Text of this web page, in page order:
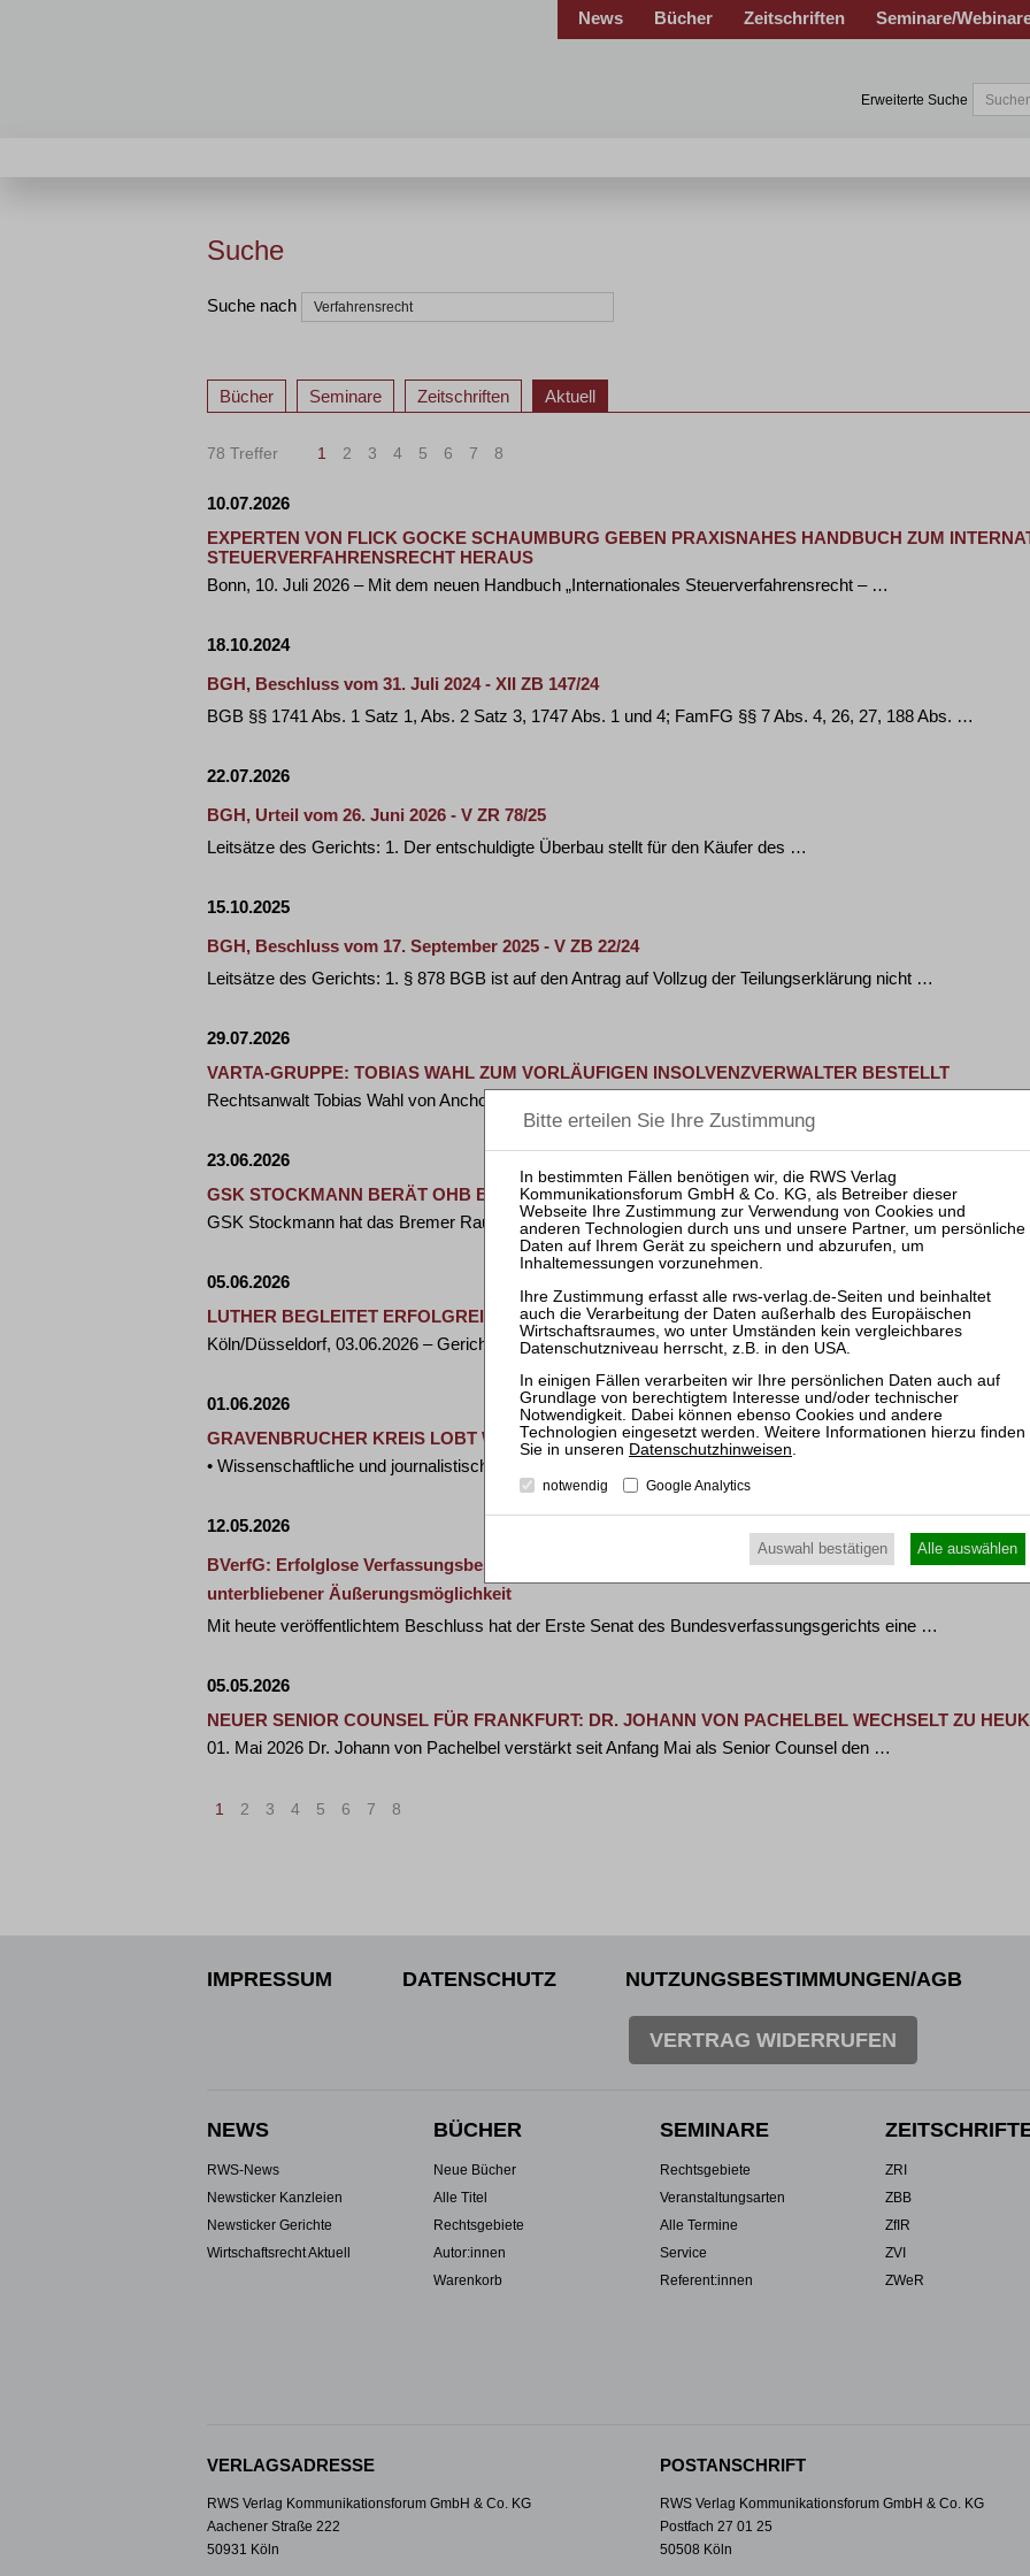
News Bücher Zeitschriften Seminare/
Erweiterte Suche
Suche
Suche nach
Bücher Seminare Zeitschriften Aktuell
78 Treffer 1 2 3 4 5 6 7 8
10.07.2026
EXPERTEN VON FLICK GOCKE SCHAUMBURG GEBEN PRAXISNAHES HANDBUCH ZUM
STEUERVERFAHRENSRECHT HERAUS
Bonn, 10. Juli 2026 – Mit dem neuen Handbuch „Internationales Steuerverfahrensrecht – …
18.10.2024
BGH, Beschluss vom 31. Juli 2024 - XII ZB 147/24
BGB §§ 1741 Abs. 1 Satz 1, Abs. 2 Satz 3, 1747 Abs. 1 und 4; FamFG §§ 7 Abs. 4, 26, 27, 188 Abs. …
22.07.2026
BGH, Urteil vom 26. Juni 2026 - V ZR 78/25
Leitsätze des Gerichts: 1. Der entschuldigte Überbau stellt für den Käufer des …
15.10.2025
BGH, Beschluss vom 17. September 2025 - V ZB 22/24
Leitsätze des Gerichts: 1. § 878 BGB ist auf den Antrag auf Vollzug der Teilungserklärung nicht …
29.07.2026
VARTA-GRUPPE: TOBIAS WAHL ZUM VORLÄUFIGEN INSOLVENZVERWALTER BESTELLT
Rechtsanwalt Tobias Wahl von Anchor Rechtsanwälte analysiert Lage vor Ort gemeinsam mit CEO Michael …
23.06.2026
GSK STOCKMANN BERÄT OHB BEI GEMEINSAMEM SATELLITENPROJEKT MIT RHEINMETALL
GSK Stockmann hat das Bremer Raumfahrtunternehmen OHB SE bei einem gemeinsamen Satellitenprojekt
05.06.2026
LUTHER BEGLEITET ERFOLGREICHE EINIGUNG IM LANGJÄHRIGEN STREIT UM NEUES
Köln/Düsseldorf, 03.06.2026 – Gerichtliche Mediation schafft tragfähigen Ausgleich zwischen …
01.06.2026
GRAVENBRUCHER KREIS LOBT WISSENSCHAFTS- UND JOURNALISMUSPREIS 2026 AUS
• Wissenschaftliche und journalistische Arbeiten zu Restrukturierungen und Insolvenzen können …
12.05.2026
BVerfG: Erfolglose Verfassungsbeschwerde betreffend eine behauptete Verletzung des Rechts auf
unterbliebener Äußerungsmöglichkeit
Mit heute veröffentlichtem Beschluss hat der Erste Senat des Bundesverfassungsgerichts eine …
05.05.2026
NEUER SENIOR COUNSEL FÜR FRANKFURT: DR. JOHANN VON PACHELBEL WECHSELT ZU
01. Mai 2026 Dr. Johann von Pachelbel verstärkt seit Anfang Mai als Senior Counsel den …
1 2 3 4 5 6 7 8
IMPRESSUM DATENSCHUTZ NUTZUNGSBESTIMMUNGEN/AGB
VERTRAG WIDERRUFEN
NEWS
RWS-News
Newsticker Kanzleien
Newsticker Gerichte
Wirtschaftsrecht Aktuell
BÜCHER
Neue Bücher
Alle Titel
Rechtsgebiete
Autor:innen
Warenkorb
SEMINARE
Rechtsgebiete
Veranstaltungsarten
Alle Termine
Service
Referent:innen
ZRI
ZBB
ZfIR
ZVI
ZWeR
VERLAGSADRESSE
RWS Verlag Kommunikationsforum GmbH & Co. KG
Aachener Straße 222
50931 Köln
POSTANSCHRIFT
RWS Verlag Kommunikationsforum GmbH & Co. KG
Postfach 27 01 25
50508 Köln
Datenschutzhinweisen.
notwendig Google Analytics
Auswahl bestätigen Alle auswählen